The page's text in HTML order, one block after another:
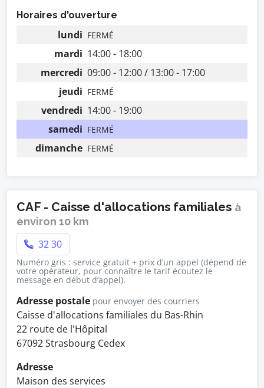
Horaires d'ouverture
lundi FERMÉ
mardi 14:00 - 18:00
mercredi 09:00 - 12:00 / 13:00 - 17:00
jeudi FERMÉ
vendredi 14:00 - 19:00
samedi FERMÉ
dimanche FERMÉ
CAF - Caisse d'allocations familiales à
environ 10 km
32 30
Numéro gris : service gratuit + prix d’un appel (dépend de
votre opérateur, pour connaître le tarif écoutez le
message en début d’appel).
Adresse postale pour envoyer des courriers
Caisse d'allocations familiales du Bas-Rhin
22 route de l'Hôpital
67092 Strasbourg Cedex
Adresse
Maison des services